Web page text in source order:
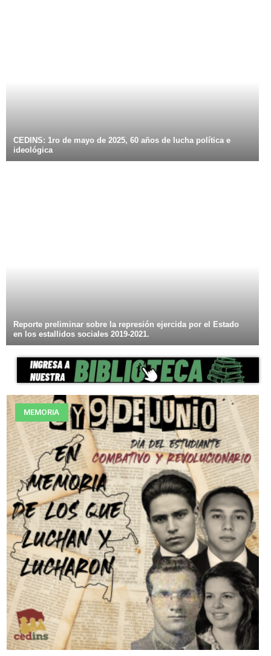
CEDINS: 1ro de mayo de 2025, 60 años de lucha política e
ideológica
Reporte preliminar sobre la represión ejercida por el Estado
en los estallidos sociales 2019-2021.
MEMORIA